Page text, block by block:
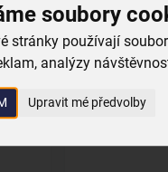
soubory
stránky používají
analýzy
Upravit mé předvolby